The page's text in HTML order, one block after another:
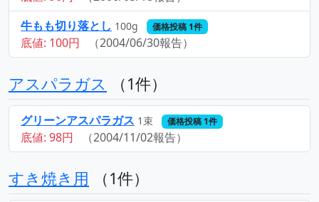
牛もも切り落とし 100g 価格投稿 1件
底値: 100円 （2004/06/30報告）
アスパラガス （1件）
グリーンアスパラガス 1束 価格投稿 1件
底値: 98円 （2004/11/02報告）
すき焼き用 （1件）